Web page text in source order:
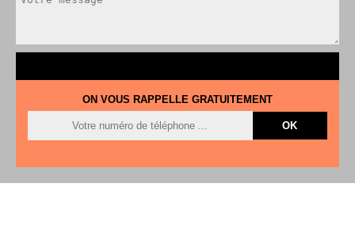
ON VOUS RAPPELLE GRATUITEMENT